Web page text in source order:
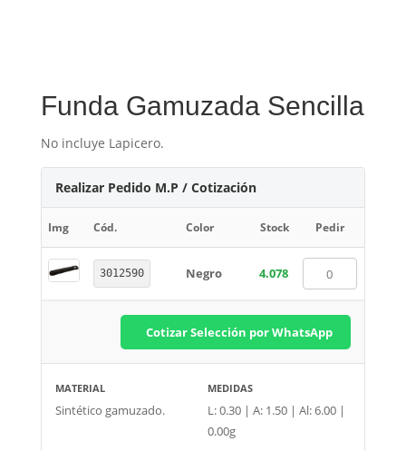
Funda Gamuzada Sencilla
No incluye Lapicero.
Realizar Pedido M.P / Cotización
Img Cód. Color Stock Pedir
3012590 Negro 4.078
Cotizar Selección por WhatsApp
MATERIAL
Sintético gamuzado.
MEDIDAS
L: 0.30 | A: 1.50 | Al: 6.00 |
0.00g